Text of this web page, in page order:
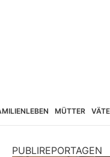
MÜTTER
PUBLIREPORTAGEN